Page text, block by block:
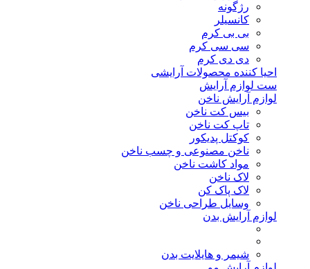
رژگونه
کانسیلر
بی بی کرم
سی سی کرم
دی دی کرم
احیا کننده محصولات آرایشی
ست لوازم آرایش
لوازم آرایش ناخن
بیس کت ناخن
تاپ کت ناخن
کوکتل پدیکور
ناخن مصنوعی و چسب ناخن
مواد کاشت ناخن
لاک ناخن
لاک پاک کن
وسایل طراحی ناخن
لوازم آرایش بدن
شیمر و هایلایت بدن